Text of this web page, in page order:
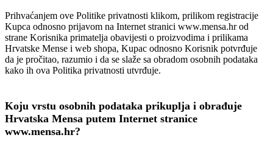
Prihvaćanjem ove Politike privatnosti klikom, prilikom registracije
Kupca odnosno prijavom na Internet stranici www.mensa.hr od
strane Korisnika primatelja obavijesti o proizvodima i prilikama
Hrvatske Mense i web shopa, Kupac odnosno Korisnik potvrđuje
da je pročitao, razumio i da se slaže sa obradom osobnih podataka
kako ih ova Politika privatnosti utvrđuje.
Koju vrstu osobnih podataka prikuplja i obrađuje
Hrvatska Mensa putem Internet stranice
www.mensa.hr?